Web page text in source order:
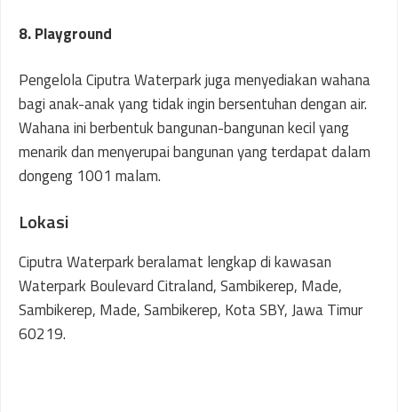
8. Playground
Pengelola Ciputra Waterpark juga menyediakan wahana
bagi anak-anak yang tidak ingin bersentuhan dengan air.
Wahana ini berbentuk bangunan-bangunan kecil yang
menarik dan menyerupai bangunan yang terdapat dalam
dongeng 1001 malam.
Lokasi
Ciputra Waterpark beralamat lengkap di kawasan
Waterpark Boulevard Citraland, Sambikerep, Made,
Sambikerep, Made, Sambikerep, Kota SBY, Jawa Timur
60219.